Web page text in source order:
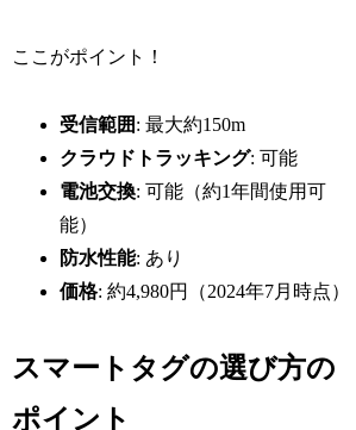
ここがポイント！
受信範囲: 最大約150m
クラウドトラッキング: 可能
電池交換: 可能（約1年間使用可
能）
防水性能: あり
価格: 約4,980円（2024年7月時点）
スマートタグの選び方の
ポイント